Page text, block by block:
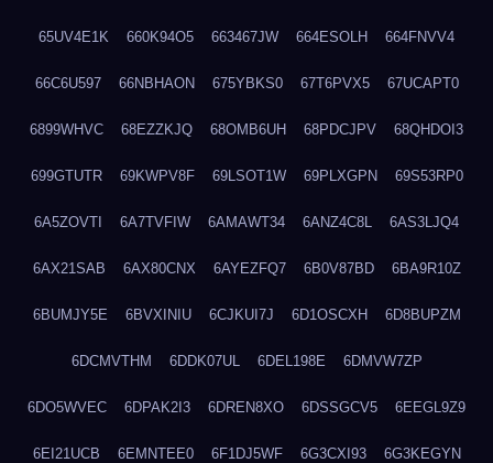
65UV4E1K 660K94O5 663467JW 664ESOLH 664FNVV4
66C6U597 66NBHAON 675YBKS0 67T6PVX5 67UCAPT0
6899WHVC 68EZZKJQ 68OMB6UH 68PDCJPV 68QHDOI3
699GTUTR 69KWPV8F 69LSOT1W 69PLXGPN 69S53RP0
6A5ZOVTI 6A7TVFIW 6AMAWT34 6ANZ4C8L 6AS3LJQ4
6AX21SAB 6AX80CNX 6AYEZFQ7 6B0V87BD 6BA9R10Z
6BUMJY5E 6BVXINIU 6CJKUI7J 6D1OSCXH 6D8BUPZM
6DCMVTHM 6DDK07UL 6DEL198E 6DMVW7ZP
6DO5WVEC 6DPAK2I3 6DREN8XO 6DSSGCV5 6EEGL9Z9
6EI21UCB 6EMNTEE0 6F1DJ5WF 6G3CXI93 6G3KEGYN